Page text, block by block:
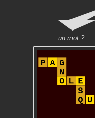
un mot ?